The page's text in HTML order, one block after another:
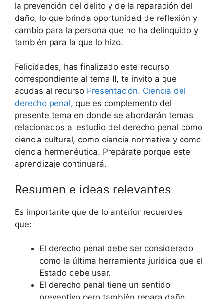
la prevención del delito y de la reparación del
daño, lo que brinda oportunidad de reflexión y
cambio para la persona que no ha delinquido y
también para la que lo hizo.
Felicidades, has finalizado este recurso
correspondiente al tema II, te invito a que
acudas al recurso Presentación. Ciencia del
derecho penal, que es complemento del
presente tema en donde se abordarán temas
relacionados al estudio del derecho penal como
ciencia cultural, como ciencia normativa y como
ciencia hermenéutica. Prepárate porque este
aprendizaje continuará.
Resumen e ideas relevantes
Es importante que de lo anterior recuerdes
que:
El derecho penal debe ser considerado
como la última herramienta jurídica que el
Estado debe usar.
El derecho penal tiene un sentido
preventivo pero también repara daño.